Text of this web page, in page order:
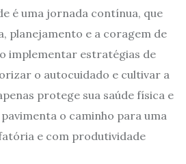
é uma jornada contínua, que
planejamento e a coragem de
implementar estratégias de
o autocuidado e cultivar a
protege sua saúde física e
o caminho para uma
e com produtividade